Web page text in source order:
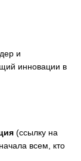
и
инновации в
(ссылку на
всем, кто